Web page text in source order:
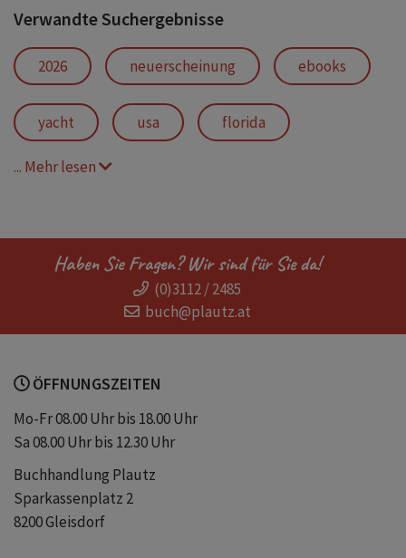
Verwandte Suchergebnisse
2026 neuerscheinung ebooks
yacht usa florida
thriller
... Mehr lesen
Haben Sie Fragen? Wir sind für Sie da!
(0)3112 / 2485
buch@plautz.at
ÖFFNUNGSZEITEN
Mo-Fr 08.00 Uhr bis 18.00 Uhr
Sa 08.00 Uhr bis 12.30 Uhr
Buchhandlung Plautz
Sparkassenplatz 2
8200 Gleisdorf